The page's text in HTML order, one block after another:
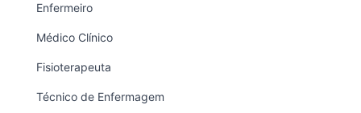
Enfermeiro
Médico Clínico
Fisioterapeuta
Técnico de Enfermagem